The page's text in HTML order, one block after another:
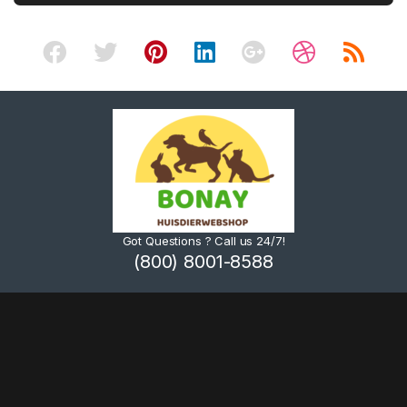
Got Questions ? Call us 24/7!
(800) 8001-8588